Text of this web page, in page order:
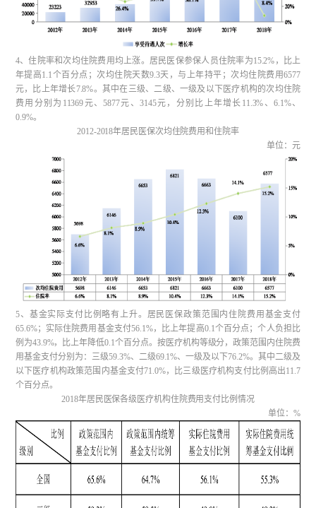
4、住院率和次均住院费用均上涨。居民医保参保人员住院率为15.2%，比上
年提高1.1个百分点；次均住院天数9.3天，与上年持平；次均住院费用6577
元，比上年增长7.8%。其中在三级、二级、一级及以下医疗机构的次均住院
费用分别为11369元、5877元、3145元，分别比上年增长11.3%、6.1%、
0.9%。
2012-2018年居民医保次均住院费用和住院率
单位：元
5、基金实际支付比例略有上升。居民医保政策范围内住院费用基金支付
65.6%；实际住院费用基金支付56.1%，比上年提高0.1个百分点；个人负担比
例为43.9%，比上年降低0.1个百分点。按医疗机构等级分，政策范围内住院费
用基金支付分别为：三级59.3%、二级69.1%、一级及以下76.2%。其中二级及
以下医疗机构政策范围内基金支付71.0%，比三级医疗机构支付比例高出11.7
个百分点。
2018年居民医保各级医疗机构住院费用支付比例情况
单位：%